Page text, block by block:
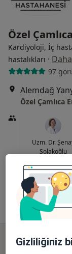
Özel
Kardiyoloji, İç
hastalıkları ·
97
Alemdağ
Özel Çamlıca
Uzm. Dr.
Solakoğlu
Profili Gör
Uygun olan
Gizliliğiniz